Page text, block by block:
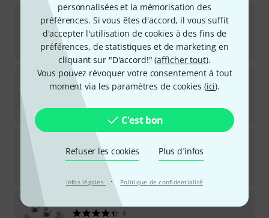
personnalisées et la mémorisation des
préférences. Si vous êtes d'accord, il vous suffit
d'accepter l'utilisation de cookies à des fins de
préférences, de statistiques et de marketing en
cliquant sur "D'accord!" (afficher tout).
Vous pouvez révoquer votre consentement à tout
moment via les paramètres de cookies (ici).
C'est bon
Refuser les cookies Plus d´infos
Infos légales · Politique de confidentialité
Ortega OTMDLX-GOBK Tuner Set
36
Disponible immédiatement
30€
Harley BentonParts Tuners 12-String
67
Disponible immédiatement
19,90€
35G620-EW Classic Tuners G
15
Disponible immédiatement
H98N Sta-Tite Machine Head
8